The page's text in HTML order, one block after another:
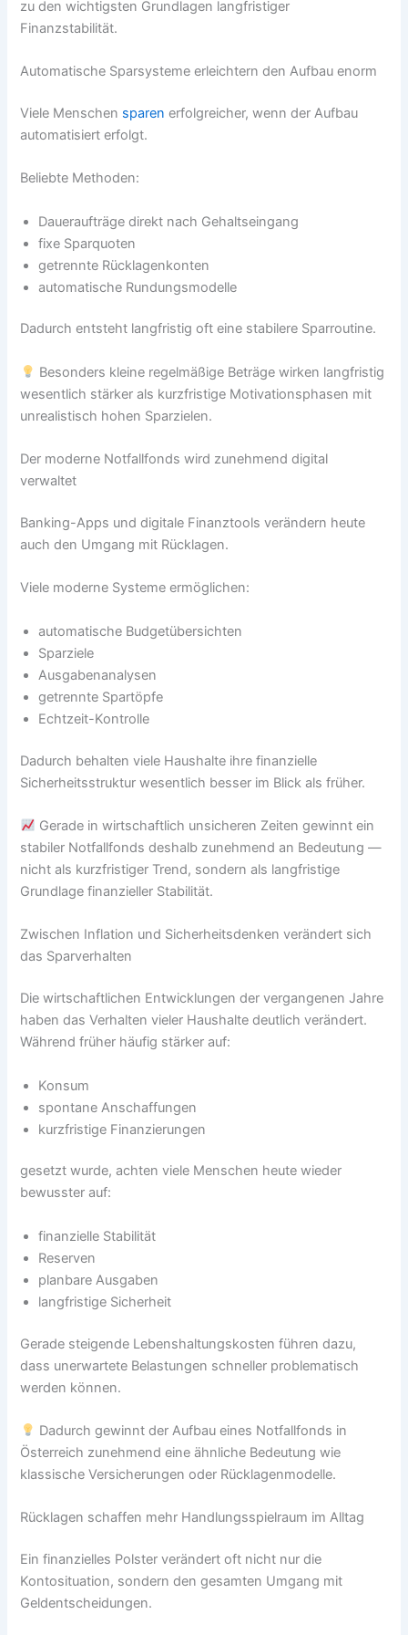
zu den wichtigsten Grundlagen langfristiger
Finanzstabilität.
Automatische Sparsysteme erleichtern den Aufbau enorm
Viele Menschen sparen erfolgreicher, wenn der Aufbau
automatisiert erfolgt.
Beliebte Methoden:
Daueraufträge direkt nach Gehaltseingang
fixe Sparquoten
getrennte Rücklagenkonten
automatische Rundungsmodelle
Dadurch entsteht langfristig oft eine stabilere Sparroutine.
Besonders kleine regelmäßige Beträge wirken langfristig
wesentlich stärker als kurzfristige Motivationsphasen mit
unrealistisch hohen Sparzielen.
Der moderne Notfallfonds wird zunehmend digital
verwaltet
Banking-Apps und digitale Finanztools verändern heute
auch den Umgang mit Rücklagen.
Viele moderne Systeme ermöglichen:
automatische Budgetübersichten
Sparziele
Ausgabenanalysen
getrennte Spartöpfe
Echtzeit-Kontrolle
Dadurch behalten viele Haushalte ihre finanzielle
Sicherheitsstruktur wesentlich besser im Blick als früher.
Gerade in wirtschaftlich unsicheren Zeiten gewinnt ein
stabiler Notfallfonds deshalb zunehmend an Bedeutung —
nicht als kurzfristiger Trend, sondern als langfristige
Grundlage finanzieller Stabilität.
Zwischen Inflation und Sicherheitsdenken verändert sich
das Sparverhalten
Die wirtschaftlichen Entwicklungen der vergangenen Jahre
haben das Verhalten vieler Haushalte deutlich verändert.
Während früher häufig stärker auf:
Konsum
spontane Anschaffungen
kurzfristige Finanzierungen
gesetzt wurde, achten viele Menschen heute wieder
bewusster auf:
finanzielle Stabilität
Reserven
planbare Ausgaben
langfristige Sicherheit
Gerade steigende Lebenshaltungskosten führen dazu,
dass unerwartete Belastungen schneller problematisch
werden können.
Dadurch gewinnt der Aufbau eines Notfallfonds in
Österreich zunehmend eine ähnliche Bedeutung wie
klassische Versicherungen oder Rücklagenmodelle.
Rücklagen schaffen mehr Handlungsspielraum im Alltag
Ein finanzielles Polster verändert oft nicht nur die
Kontosituation, sondern den gesamten Umgang mit
Geldentscheidungen.